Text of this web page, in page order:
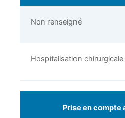
Non renseigné
Hospitalisation chirurgicale
Prise en compte